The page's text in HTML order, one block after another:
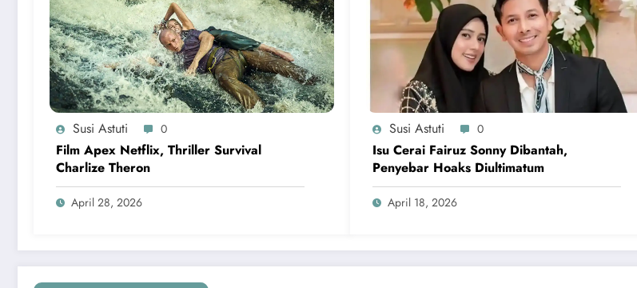
Susi Astuti 0
Film Apex Netflix, Thriller Survival
Charlize Theron
April 28, 2026
Susi Astuti 0
Isu Cerai Fairuz Sonny Dibantah,
Penyebar Hoaks Diultimatum
April 18, 2026